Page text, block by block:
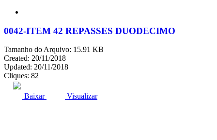
0042-ITEM 42 REPASSES DUODECIMO
Tamanho do Arquivo: 15.91 KB
Created: 20/11/2018
Updated: 20/11/2018
Cliques: 82
Baixar Visualizar